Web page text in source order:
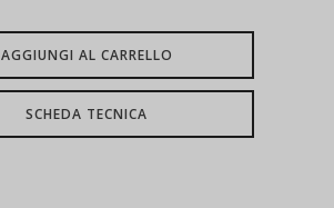
AGGIUNGI AL CARRELLO
SCHEDA TECNICA